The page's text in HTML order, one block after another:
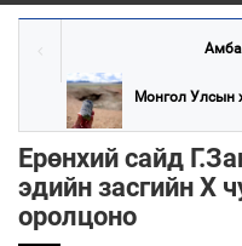
Монгол Улсын
Ерөнхий сайд
эдийн засгийн X
оролцоно